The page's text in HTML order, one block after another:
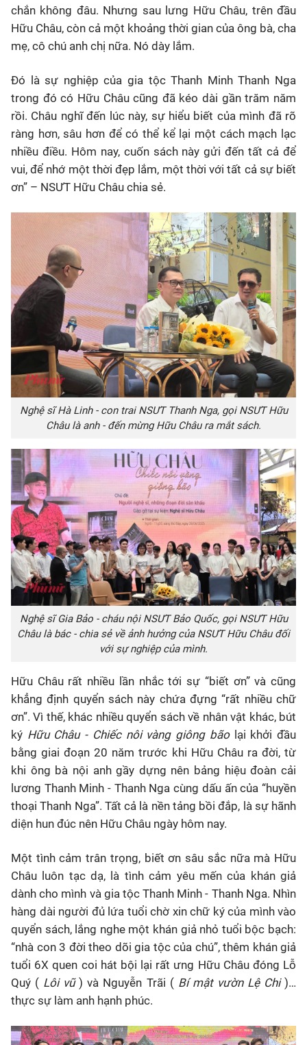
chắn không đâu. Nhưng sau lưng Hữu Châu, trên đầu
Hữu Châu, còn cả một khoảng thời gian của ông bà, cha
mẹ, cô chú anh chị nữa. Nó dày lắm.
Đó là sự nghiệp của gia tộc Thanh Minh Thanh Nga
trong đó có Hữu Châu cũng đã kéo dài gần trăm năm
rồi. Châu nghĩ đến lúc này, sự hiểu biết của mình đã rõ
ràng hơn, sâu hơn để có thể kể lại một cách mạch lạc
nhiều điều. Hôm nay, cuốn sách này gửi đến tất cả để
vui, để nhớ một thời đẹp lắm, một thời với tất cả sự biết
ơn” – NSƯT Hữu Châu chia sẻ.
Nghệ sĩ Hà Linh - con trai NSƯT Thanh Nga, gọi NSƯT Hữu
Châu là anh - đến mừng Hữu Châu ra mắt sách.
Nghệ sĩ Gia Bảo - cháu nội NSƯT Bảo Quốc, gọi NSƯT Hữu
Châu là bác - chia sẻ về ảnh hưởng của NSƯT Hữu Châu đối
với sự nghiệp của mình.
Hữu Châu rất nhiều lần nhắc tới sự “biết ơn” và cũng
khẳng định quyển sách này chứa đựng “rất nhiều chữ
ơn”. Vì thế, khác nhiều quyển sách về nhân vật khác, bút
ký Hữu Châu - Chiếc nôi vàng giông bão lại khởi đầu
bằng giai đoạn 20 năm trước khi Hữu Châu ra đời, từ
khi ông bà nội anh gầy dựng nên bảng hiệu đoàn cải
lương Thanh Minh - Thanh Nga cùng dấu ấn của “huyền
thoại Thanh Nga”. Tất cả là nền tảng bồi đắp, là sự hãnh
diện hun đúc nên Hữu Châu ngày hôm nay.
Một tình cảm trân trọng, biết ơn sâu sắc nữa mà Hữu
Châu luôn tạc dạ, là tình cảm yêu mến của khán giả
dành cho mình và gia tộc Thanh Minh - Thanh Nga. Nhìn
hàng dài người đủ lứa tuổi chờ xin chữ ký của mình vào
quyển sách, lắng nghe một khán giả nhỏ tuổi bộc bạch:
“nhà con 3 đời theo dõi gia tộc của chú”, thêm khán giả
tuổi 6X quen coi hát bội lại rất ưng Hữu Châu đóng Lỗ
Quý ( Lôi vũ) và Nguyễn Trãi ( Bí mật vườn Lệ Chi)…
thực sự làm anh hạnh phúc.